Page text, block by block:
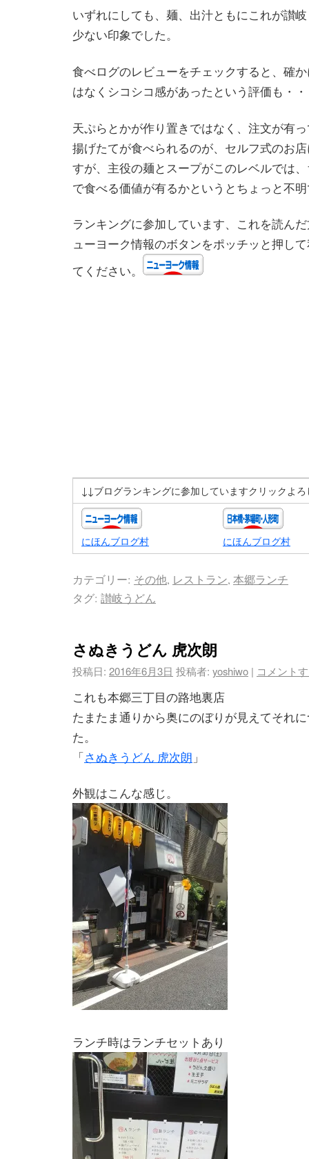
いずれにしても、麺、出汁ともにこれが讃
少ない印象でした。
食べログのレビューをチェックすると、確
はなくシコシコ感があったという評価も・
天ぷらとかが作り置きではなく、注文が有
揚げたてが食べられるのが、セルフ式のお
すが、主役の麺とスープがこのレベルでは
で食べる価値が有るかというとちょっと不
ランキングに参加しています、これを読ん
ューヨーク情報のボタンをポッチッと押し
てください。
↓↓ブログランキングに参加していますクリックよ
にほんブログ村 にほんブログ村
カテゴリー: その他, レストラン, 本郷ランチ
タグ: 讃岐うどん
さぬきうどん 虎次朗
投稿日: 2016年6月3日 投稿者: yoshiwo | コメント
これも本郷三丁目の路地裏店
たまたま通りから奥にのぼりが見えてそれ
た。
「さぬきうどん 虎次朗 」
外観はこんな感じ。
ランチ時はランチセットあり